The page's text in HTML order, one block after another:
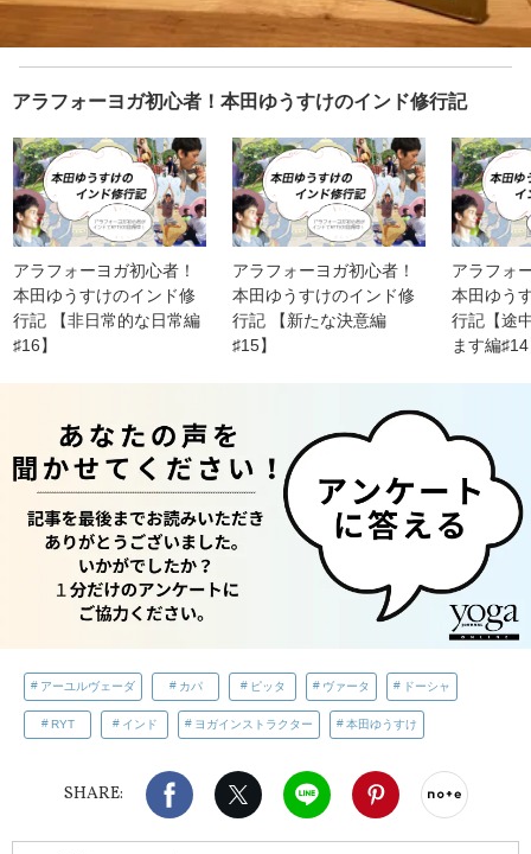
アラフォーヨガ初心者！本田ゆうすけのインド修行記
アラフォーヨガ初心者！
本田ゆうすけのインド修
行記 【非日常的な日常編
♯16】
アラフォーヨガ初心者！
本田ゆうすけのインド修
行記 【新たな決意編
♯15】
アラフォ
本田ゆう
行記【途
ます編
アーユルヴェーダ カパ ピッタ ヴァータ ドーシャ
RYT インド ヨガインストラクター 本田ゆうすけ
SHARE:
Facebook X（旧twitter）
LINE Pinterest